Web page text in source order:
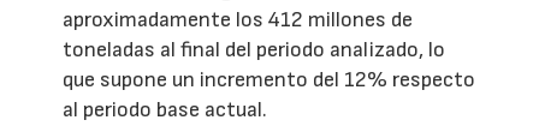
aproximadamente los 412 millones de
toneladas al final del periodo analizado, lo
que supone un incremento del 12% respecto
al periodo base actual.